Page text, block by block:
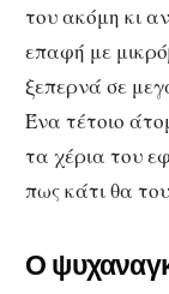
του ακόμη κι
επαφή με
ξεπερνά σε
Ένα τέτοιο
τα χέρια του
πως κάτι θα
Ο